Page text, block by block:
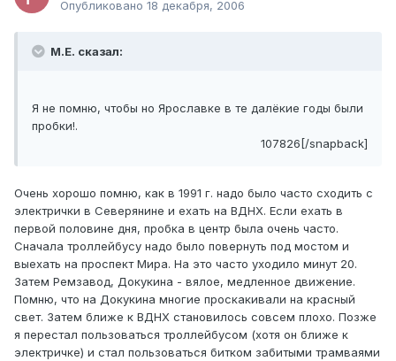
Опубликовано 18 декабря, 2006
М.Е. сказал:
Я не помню, чтобы но Ярославке в те далёкие годы были
пробки!.
107826[/snapback]
Очень хорошо помню, как в 1991 г. надо было часто сходить с
электрички в Северянине и ехать на ВДНХ. Если ехать в
первой половине дня, пробка в центр была очень часто.
Сначала троллейбусу надо было повернуть под мостом и
выехать на проспект Мира. На это часто уходило минут 20.
Затем Ремзавод, Докукина - вялое, медленное движение.
Помню, что на Докукина многие проскакивали на красный
свет. Затем ближе к ВДНХ становилось совсем плохо. Позже
я перестал пользоваться троллейбусом (хотя он ближе к
электричке) и стал пользоваться битком забитыми трамваями